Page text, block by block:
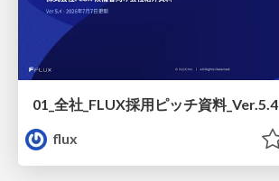
01_全社_FLUX採用ピッチ資料_Ver.5.4
flux